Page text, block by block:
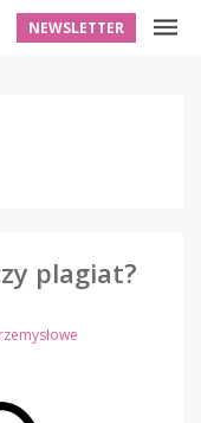
NEWSLETTER
plagiat?